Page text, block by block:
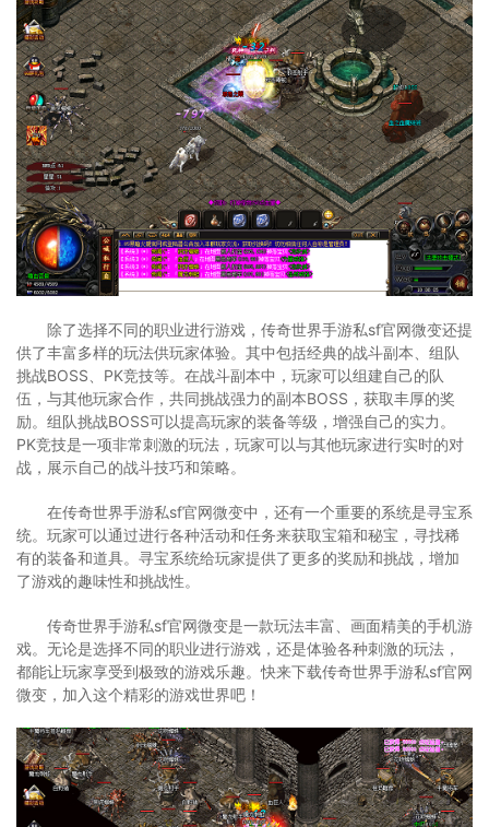
除了选择不同的职业进行游戏，传奇世界手游私sf官网微变还提
供了丰富多样的玩法供玩家体验。其中包括经典的战斗副本、组队
挑战BOSS、PK竞技等。在战斗副本中，玩家可以组建自己的队
伍，与其他玩家合作，共同挑战强力的副本BOSS，获取丰厚的奖
励。组队挑战BOSS可以提高玩家的装备等级，增强自己的实力。
PK竞技是一项非常刺激的玩法，玩家可以与其他玩家进行实时的对
战，展示自己的战斗技巧和策略。
在传奇世界手游私sf官网微变中，还有一个重要的系统是寻宝系
统。玩家可以通过进行各种活动和任务来获取宝箱和秘宝，寻找稀
有的装备和道具。寻宝系统给玩家提供了更多的奖励和挑战，增加
了游戏的趣味性和挑战性。
传奇世界手游私sf官网微变是一款玩法丰富、画面精美的手机游
戏。无论是选择不同的职业进行游戏，还是体验各种刺激的玩法，
都能让玩家享受到极致的游戏乐趣。快来下载传奇世界手游私sf官网
微变，加入这个精彩的游戏世界吧！